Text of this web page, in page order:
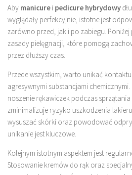
Aby manicure i pedicure hybrydowy
wyglądały perfekcyjnie, istotne jest
zarówno przed, jak i po zabiegu.
zasady pielęgnacji, które pomogą
przez dłuższy czas.
Przede wszystkim, warto unikać
agresywnymi substancjami
noszenie rękawiczek podczas
zminimalizuje ryzyko uszkodzenia
wysuszać skórki oraz powodować
unikanie jest kluczowe.
Kolejnym istotnym aspektem jest
Stosowanie kremów do rąk oraz